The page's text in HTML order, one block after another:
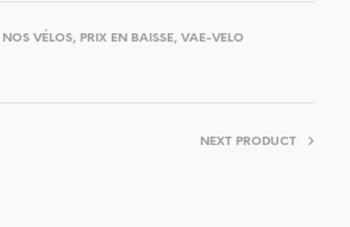
NOS VÉLOS, PRIX EN BAISSE, VAE-VELO
NEXT PRODUCT